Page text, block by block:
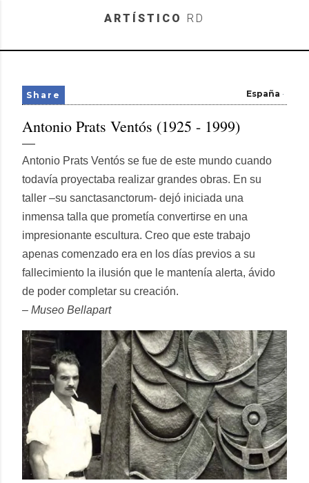
Skip to main content
ARTÍSTICO RD
España
Share
Antonio Prats Ventós (1925 - 1999)
Antonio Prats Ventós se fue de este mundo cuando
todavía proyectaba realizar grandes obras. En su
taller –su sanctasanctorum- dejó iniciada una
inmensa talla que prometía convertirse en una
impresionante escultura. Creo que este trabajo
apenas comenzado era en los días previos a su
fallecimiento la ilusión que le mantenía alerta, ávido
de poder completar su creación.
– Museo Bellapart